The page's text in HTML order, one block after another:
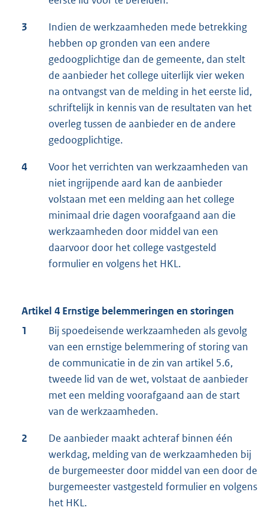
3
Indien de werkzaamheden mede betrekking
hebben op gronden van een andere
gedoogplichtige dan de gemeente, dan stelt
de aanbieder het college uiterlijk vier weken
na ontvangst van de melding in het eerste lid,
schriftelijk in kennis van de resultaten van het
overleg tussen de aanbieder en de andere
gedoogplichtige.
4
Voor het verrichten van werkzaamheden van
niet ingrijpende aard kan de aanbieder
volstaan met een melding aan het college
minimaal drie dagen voorafgaand aan die
werkzaamheden door middel van een
daarvoor door het college vastgesteld
formulier en volgens het HKL.
Artikel 4 Ernstige belemmeringen en storingen
1
Bij spoedeisende werkzaamheden als gevolg
van een ernstige belemmering of storing van
de communicatie in de zin van artikel 5.6,
tweede lid van de wet, volstaat de aanbieder
met een melding voorafgaand aan de start
van de werkzaamheden.
2
De aanbieder maakt achteraf binnen één
werkdag, melding van de werkzaamheden bij
de burgemeester door middel van een door de
burgemeester vastgesteld formulier en volgens
het HKL.